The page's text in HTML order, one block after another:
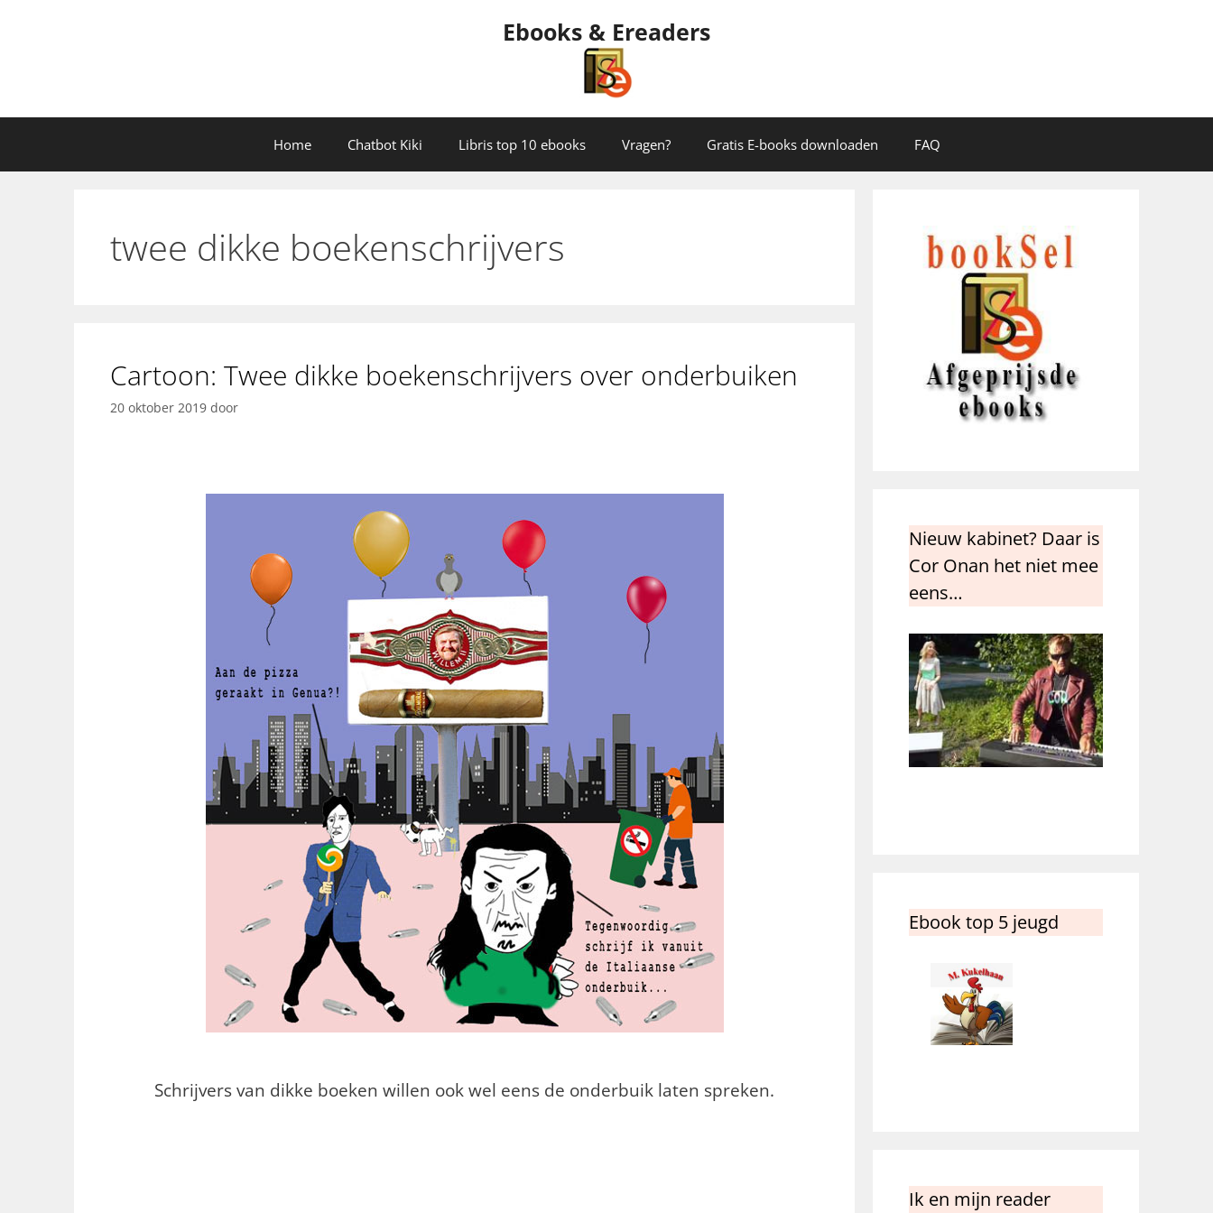
Ebooks & Ereaders
Home Chatbot Kiki Libris top 10 ebooks Vragen? Gratis E-books downloaden FAQ
twee dikke boekenschrijvers
Cartoon: Twee dikke boekenschrijvers over onderbuiken
20 oktober 2019 door
Schrijvers van dikke boeken willen ook wel eens de onderbuik laten spreken.
Nieuw kabinet? Daar is
Cor Onan het niet mee
eens…
Ebook top 5 jeugd
Ik en mijn reader